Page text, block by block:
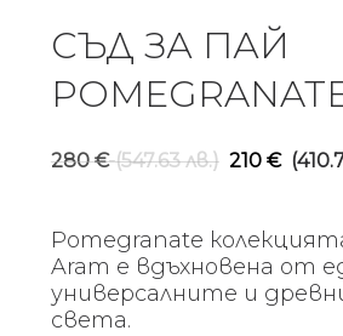
СЪД ЗА ПАЙ
280€ (547.63 лв.)
was:
280 €
210 €
Pomegranate
Aram е вдъхновена от
универсалните и
света.